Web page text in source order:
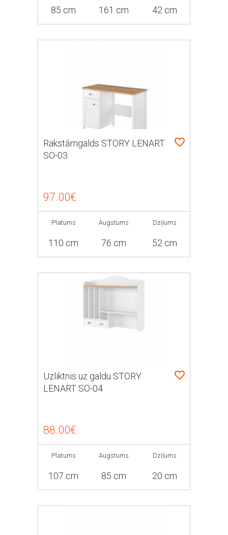
85 cm 161 cm 42 cm
Rakstāmgalds STORY LENART
SO-03
97.00€
Platums
110 cm
Augstums
76 cm
Dziļums
52 cm
Uzliktnis uz galdu STORY
LENART SO-04
88.00€
Platums
107 cm
Augstums
85 cm
Dziļums
20 cm